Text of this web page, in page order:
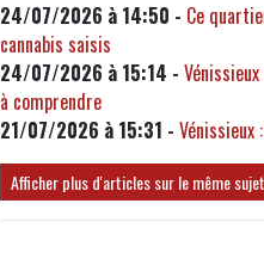
24/07/2026 à 14:50 - Ce
cannabis saisis
24/07/2026 à 15:14 -
à comprendre
21/07/2026 à 15:31 -
Afficher plus d'articles sur le même